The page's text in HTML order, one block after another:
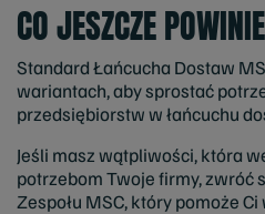
CO JESZCZE
Standard Łańcucha Dostaw
wariantach, aby sprostać
przedsiębiorstw w łańcuchu
Jeśli masz wątpliwości, która
potrzebom Twoje firmy, zwróć
Zespołu MSC, który pomoże